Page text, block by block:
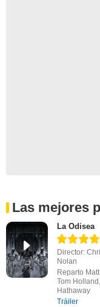
Las mejores
La Odisea
Director:
Nolan
Reparto
Tom
Hathaway
Tráiler